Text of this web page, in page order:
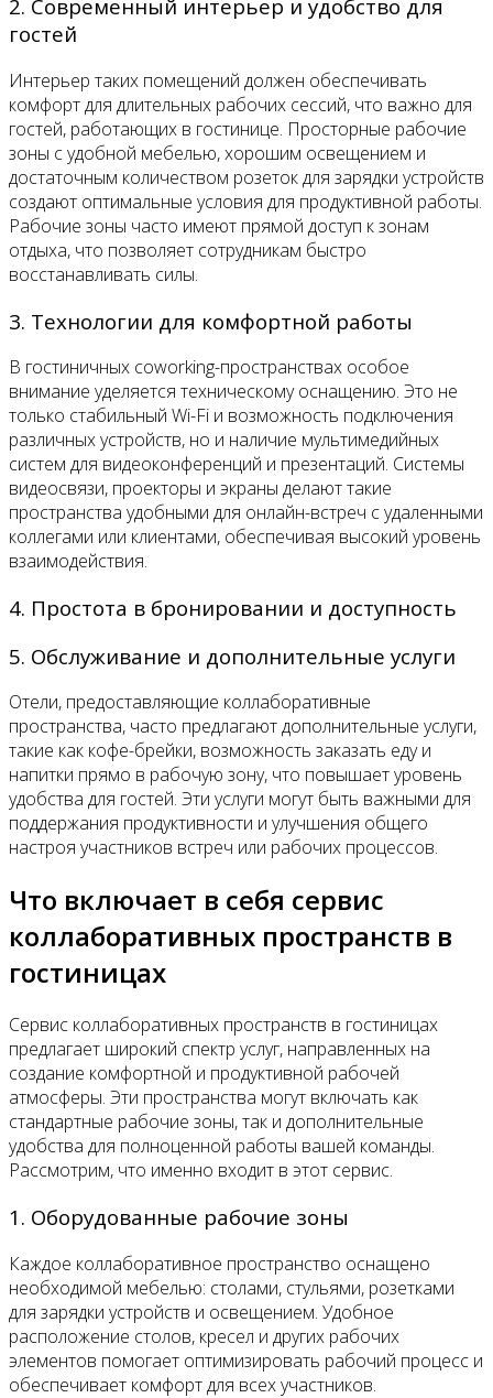
2. Современный интерьер и удобство для
гостей
Интерьер таких помещений должен обеспечивать
комфорт для длительных рабочих сессий, что важно для
гостей, работающих в гостинице. Просторные рабочие
зоны с удобной мебелью, хорошим освещением и
достаточным количеством розеток для зарядки устройств
создают оптимальные условия для продуктивной работы.
Рабочие зоны часто имеют прямой доступ к зонам
отдыха, что позволяет сотрудникам быстро
восстанавливать силы.
3. Технологии для комфортной работы
В гостиничных coworking-пространствах особое
внимание уделяется техническому оснащению. Это не
только стабильный Wi-Fi и возможность подключения
различных устройств, но и наличие мультимедийных
систем для видеоконференций и презентаций. Системы
видеосвязи, проекторы и экраны делают такие
пространства удобными для онлайн-встреч с удаленными
коллегами или клиентами, обеспечивая высокий уровень
взаимодействия.
4. Простота в бронировании и доступность
5. Обслуживание и дополнительные услуги
Отели, предоставляющие коллаборативные
пространства, часто предлагают дополнительные услуги,
такие как кофе-брейки, возможность заказать еду и
напитки прямо в рабочую зону, что повышает уровень
удобства для гостей. Эти услуги могут быть важными для
поддержания продуктивности и улучшения общего
настроя участников встреч или рабочих процессов.
Что включает в себя сервис
коллаборативных пространств в
гостиницах
Сервис коллаборативных пространств в гостиницах
предлагает широкий спектр услуг, направленных на
создание комфортной и продуктивной рабочей
атмосферы. Эти пространства могут включать как
стандартные рабочие зоны, так и дополнительные
удобства для полноценной работы вашей команды.
Рассмотрим, что именно входит в этот сервис.
1. Оборудованные рабочие зоны
Каждое коллаборативное пространство оснащено
необходимой мебелью: столами, стульями, розетками
для зарядки устройств и освещением. Удобное
расположение столов, кресел и других рабочих
элементов помогает оптимизировать рабочий процесс и
обеспечивает комфорт для всех участников.